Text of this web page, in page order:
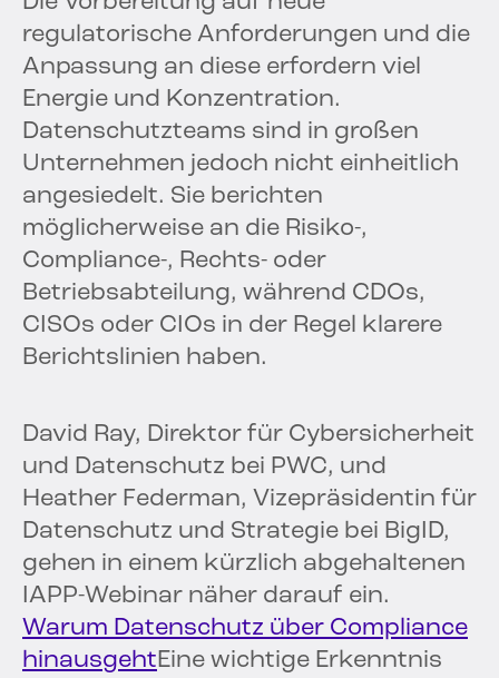
regulatorische Anforderungen und die
Anpassung an diese erfordern viel
Energie und Konzentration.
Datenschutzteams sind in großen
Unternehmen jedoch nicht einheitlich
angesiedelt. Sie berichten
möglicherweise an die Risiko-,
Compliance-, Rechts- oder
Betriebsabteilung, während CDOs,
CISOs oder CIOs in der Regel klarere
Berichtslinien haben.
David Ray, Direktor für Cybersicherheit
und Datenschutz bei PWC, und
Heather Federman, Vizepräsidentin für
Datenschutz und Strategie bei BigID,
gehen in einem kürzlich abgehaltenen
IAPP-Webinar näher darauf ein.
Warum Datenschutz über Compliance
hinausgehtEine wichtige Erkenntnis